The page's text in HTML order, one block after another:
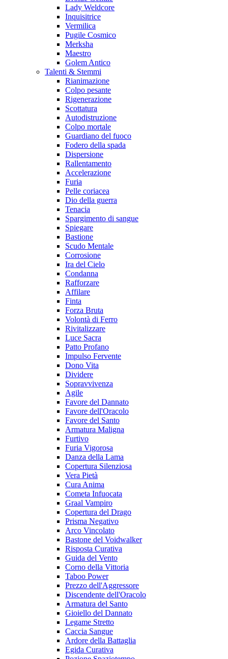
Lady Weldcore
Inquisitrice
Vermilica
Pugile Cosmico
Merksha
Maestro
Golem Antico
Talenti & Stemmi
Rianimazione
Colpo pesante
Rigenerazione
Scottatura
Autodistruzione
Colpo mortale
Guardiano del fuoco
Fodero della spada
Dispersione
Rallentamento
Accelerazione
Furia
Pelle coriacea
Dio della guerra
Tenacia
Spargimento di sangue
Spiegare
Bastione
Scudo Mentale
Corrosione
Ira del Cielo
Condanna
Rafforzare
Affilare
Finta
Forza Bruta
Volontà di Ferro
Rivitalizzare
Luce Sacra
Patto Profano
Impulso Fervente
Dono Vita
Dividere
Sopravvivenza
Agile
Favore del Dannato
Favore dell'Oracolo
Favore del Santo
Armatura Maligna
Furtivo
Furia Vigorosa
Danza della Lama
Copertura Silenziosa
Vera Pietà
Cura Anima
Cometa Infuocata
Graal Vampiro
Copertura del Drago
Prisma Negativo
Arco Vincolato
Bastone del Voidwalker
Risposta Curativa
Guida del Vento
Corno della Vittoria
Taboo Power
Prezzo dell'Aggressore
Discendente dell'Oracolo
Armatura del Santo
Gioiello del Dannato
Legame Stretto
Caccia Sangue
Ardore della Battaglia
Egida Curativa